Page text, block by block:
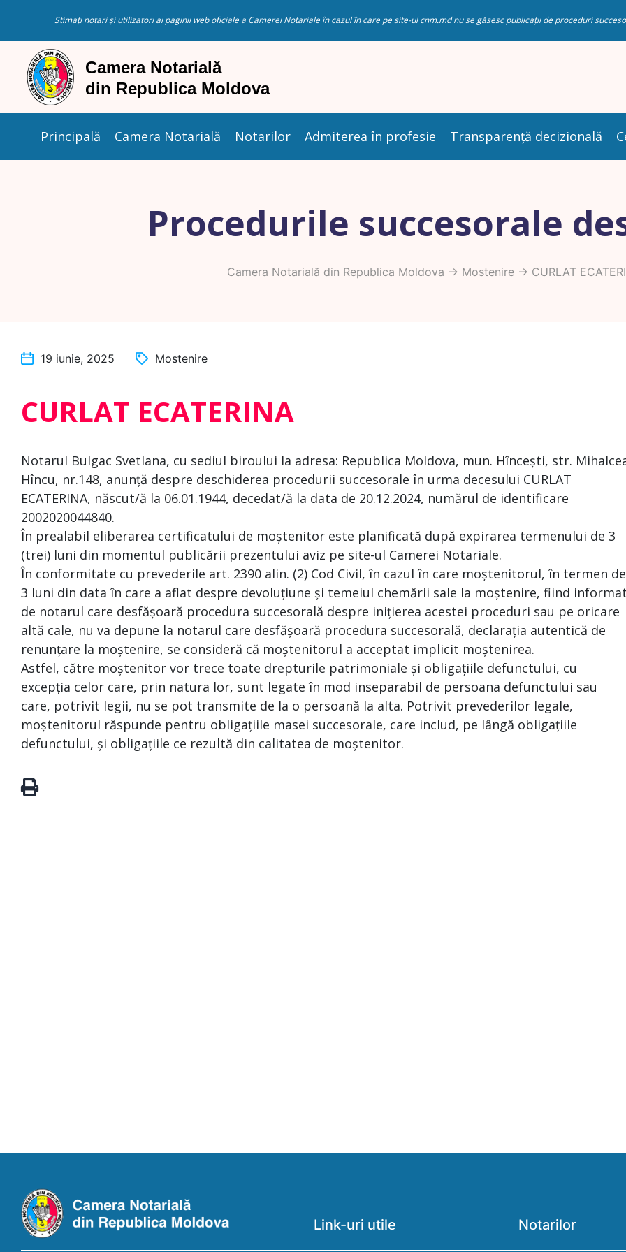
Stimați notari și utilizatori ai paginii web oficiale a Camerei Notariale în cazul în care pe site-ul cnm.md nu se găsesc publicații de proceduri
Principală Camera Notarială Notarilor Admiterea în profesie Transparență decizională
Procedurile succesorale
Camera Notarială din Republica Moldova -> Mostenire -> CURLAT
19 iunie, 2025 Mostenire
CURLAT ECATERINA
Notarul Bulgac Svetlana, cu sediul biroului la adresa: Republica Moldova, mun. Hîncești, str.
Hîncu, nr.148, anunță despre deschiderea procedurii succesorale în urma decesului CURLAT
ECATERINA, născut/ă la 06.01.1944, decedat/ă la data de 20.12.2024, numărul de identificare
2002020044840.
În prealabil eliberarea certificatului de moștenitor este planificată după expirarea termenului de 3
(trei) luni din momentul publicării prezentului aviz pe site-ul Camerei Notariale.
În conformitate cu prevederile art. 2390 alin. (2) Cod Civil, în cazul în care moștenitorul, în termen de
3 luni din data în care a aflat despre devoluțiune și temeiul chemării sale la moștenire, fiind informat
de notarul care desfășoară procedura succesorală despre inițierea acestei proceduri sau pe oricare
altă cale, nu va depune la notarul care desfășoară procedura succesorală, declarația autentică de
renunțare la moștenire, se consideră că moștenitorul a acceptat implicit moștenirea.
Astfel, către moștenitor vor trece toate drepturile patrimoniale și obligațiile defunctului, cu
excepția celor care, prin natura lor, sunt legate în mod inseparabil de persoana defunctului sau
care, potrivit legii, nu se pot transmite de la o persoană la alta. Potrivit prevederilor legale,
moștenitorul răspunde pentru obligațiile masei succesorale, care includ, pe lângă obligațiile
defunctului, și obligațiile ce rezultă din calitatea de moștenitor.
Link-uri utile Notarilor